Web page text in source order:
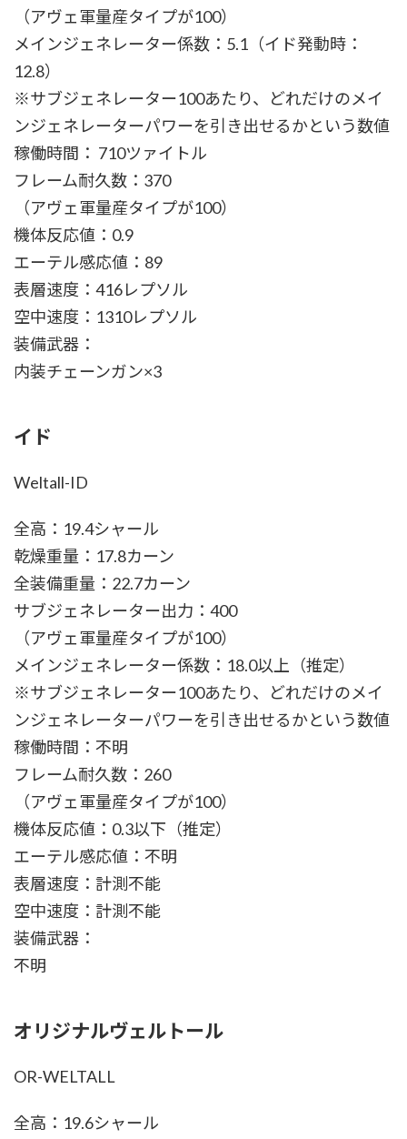
（アヴェ軍量産タイプが100）
メインジェネレーター係数：5.1（イド発動時：
12.8）
※サブジェネレーター100あたり、どれだけのメイ
ンジェネレーターパワーを引き出せるかという数値
稼働時間： 710ツァイトル
フレーム耐久数：370
（アヴェ軍量産タイプが100）
機体反応値：0.9
エーテル感応値：89
表層速度：416レプソル
空中速度：1310レプソル
装備武器：
内装チェーンガン×3
イド
Weltall-ID
全高：19.4シャール
乾燥重量：17.8カーン
全装備重量：22.7カーン
サブジェネレーター出力：400
（アヴェ軍量産タイプが100）
メインジェネレーター係数：18.0以上（推定）
※サブジェネレーター100あたり、どれだけのメイ
ンジェネレーターパワーを引き出せるかという数値
稼働時間：不明
フレーム耐久数：260
（アヴェ軍量産タイプが100）
機体反応値：0.3以下（推定）
エーテル感応値：不明
表層速度：計測不能
空中速度：計測不能
装備武器：
不明
オリジナルヴェルトール
OR-WELTALL
全高：19.6シャール